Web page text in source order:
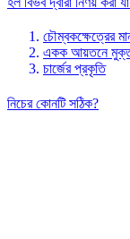
চৌম্বকক্ষেত্রের
একক আয়তনে মুক্ত
চার্জের প্রকৃতি
নিচের কোনটি সঠিক?